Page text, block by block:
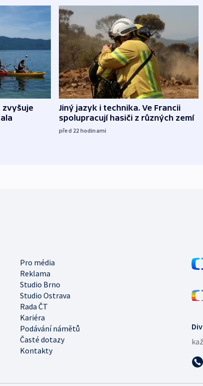
zvyšuje
Jiný jazyk i technika. Ve Francii
spolupracují hasiči z různých zemí
před 22 hodinami
Pro média
Reklama
Studio Brno
Studio Ostrava
Rada ČT
Kariéra
Podávání námětů
Časté dotazy
Kontakty